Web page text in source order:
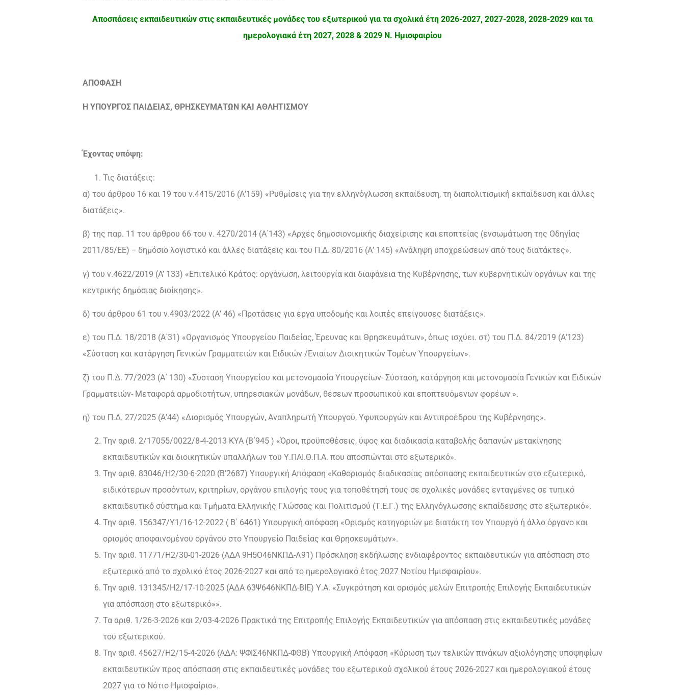
Αποσπάσεις εκπαιδευτικών στις εκπαιδευτικές μονάδες του εξωτερικού για τα σχολικά έτη 2026-2027, 2027-2028, 2028-2029 και τα
ημερολογιακά έτη 2027, 2028 & 2029 Ν. Ημισφαιρίου
ΑΠΟΦΑΣΗ
Η ΥΠΟΥΡΓΟΣ ΠΑΙΔΕΙΑΣ, ΘΡΗΣΚΕΥΜΑΤΩΝ ΚΑΙ ΑΘΛΗΤΙΣΜΟΥ
Έχοντας υπόψη:
Τις διατάξεις:
α) του άρθρου 16 και 19 του ν.4415/2016 (Α’159) «Ρυθμίσεις για την ελληνόγλωσση εκπαίδευση, τη διαπολιτισμική εκπαίδευση και άλλες
διατάξεις».
β) της παρ. 11 του άρθρου 66 του ν. 4270/2014 (Α΄143) «Αρχές δημοσιονομικής διαχείρισης και εποπτείας (ενσωμάτωση της Οδηγίας
2011/85/ΕΕ) − δημόσιο λογιστικό και άλλες διατάξεις και του Π.Δ. 80/2016 (Α’ 145) «Ανάληψη υποχρεώσεων από τους διατάκτες».
γ) του ν.4622/2019 (A’ 133) «Επιτελικό Κράτος: οργάνωση, λειτουργία και διαφάνεια της Κυβέρνησης, των κυβερνητικών οργάνων και της
κεντρικής δημόσιας διοίκησης».
δ) του άρθρου 61 του ν.4903/2022 (Α’ 46) «Προτάσεις για έργα υποδομής και λοιπές επείγουσες διατάξεις».
ε) του Π.Δ. 18/2018 (Α΄31) «Οργανισμός Υπουργείου Παιδείας, Έρευνας και Θρησκευμάτων», όπως ισχύει. στ) του Π.Δ. 84/2019 (Α’123)
«Σύσταση και κατάργηση Γενικών Γραμματειών και Ειδικών /Ενιαίων Διοικητικών Τομέων Υπουργείων».
ζ) του Π.Δ. 77/2023 (Α΄ 130) «Σύσταση Υπουργείου και μετονομασία Υπουργείων- Σύσταση, κατάργηση και μετονομασία Γενικών και Ειδικών
Γραμματειών- Μεταφορά αρμοδιοτήτων, υπηρεσιακών μονάδων, θέσεων προσωπικού και εποπτευόμενων φορέων ».
η) του Π.Δ. 27/2025 (Α’44) «Διορισμός Υπουργών, Αναπληρωτή Υπουργού, Υφυπουργών και Αντιπροέδρου της Κυβέρνησης».
Την αριθ. 2/17055/0022/8-4-2013 ΚΥΑ (Β΄945 ) «Όροι, προϋποθέσεις, ύψος και διαδικασία καταβολής δαπανών μετακίνησης
εκπαιδευτικών και διοικητικών υπαλλήλων του Υ.ΠΑΙ.Θ.Π.Α. που αποσπώνται στο εξωτερικό».
Την αριθ. 83046/H2/30-6-2020 (Β’2687) Υπουργική Απόφαση «Καθορισμός διαδικασίας απόσπασης εκπαιδευτικών στο εξωτερικό,
ειδικότερων προσόντων, κριτηρίων, οργάνου επιλογής τους για τοποθέτησή τους σε σχολικές μονάδες ενταγμένες σε τυπικό
εκπαιδευτικό σύστημα και Τμήματα Ελληνικής Γλώσσας και Πολιτισμού (Τ.Ε.Γ.) της Ελληνόγλωσσης εκπαίδευσης στο εξωτερικό».
Την αριθ. 156347/Υ1/16-12-2022 ( Β΄ 6461) Υπουργική απόφαση «Ορισμός κατηγοριών με διατάκτη τον Υπουργό ή άλλο όργανο και
ορισμός αποφαινομένου οργάνου στο Υπουργείο Παιδείας και Θρησκευμάτων».
Την αριθ. 11771/Η2/30-01-2026 (ΑΔΑ 9Η5Ο46ΝΚΠΔ-Λ91) Πρόσκληση εκδήλωσης ενδιαφέροντος εκπαιδευτικών για απόσπαση στο
εξωτερικό από το σχολικό έτος 2026-2027 και από το ημερολογιακό έτος 2027 Νοτίου Ημισφαιρίου».
Την αριθ. 131345/Η2/17-10-2025 (ΑΔΑ 63Ψ646ΝΚΠΔ-ΒΙΕ) Υ.Α. «Συγκρότηση και ορισμός μελών Επιτροπής Επιλογής Εκπαιδευτικών
για απόσπαση στο εξωτερικό»».
Τα αριθ. 1/26-3-2026 και 2/03-4-2026 Πρακτικά της Επιτροπής Επιλογής Εκπαιδευτικών για απόσπαση στις εκπαιδευτικές μονάδες
του εξωτερικού.
Την αριθ. 45627/Η2/15-4-2026 (ΑΔΑ: ΨΦΙΣ46ΝΚΠΔ-ΦΘΒ) Υπουργική Απόφαση «Κύρωση των τελικών πινάκων αξιολόγησης υποψηφίων
εκπαιδευτικών προς απόσπαση στις εκπαιδευτικές μονάδες του εξωτερικού σχολικού έτους 2026-2027 και ημερολογιακού έτους
2027 για το Νότιο Ημισφαίριο».